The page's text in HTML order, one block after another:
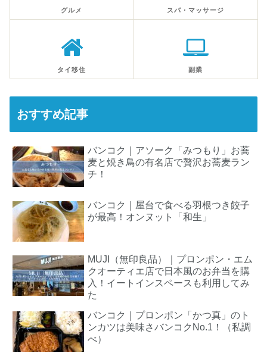
グルメ スパ・マッサージ
タイ移住 副業
おすすめ記事
バンコク｜アソーク「みつもり」お蕎
麦と焼き鳥の有名店で贅沢お蕎麦ラン
チ！
バンコク｜屋台で食べる羽根つき餃子
が最高！オンヌット「和生」
MUJI（無印良品）｜プロンポン・エム
クオーティエ店で日本風のお弁当を購
入！イートインスペースも利用してみ
た
バンコク｜プロンポン「かつ真」のト
ンカツは美味さバンコクNo.1！（私調
べ）